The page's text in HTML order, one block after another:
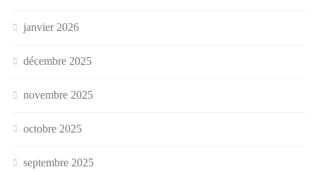
janvier 2026
décembre 2025
novembre 2025
octobre 2025
septembre 2025